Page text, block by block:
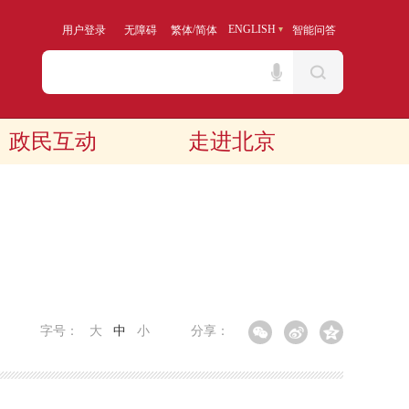
用户登录 无障碍 繁体/简体 ENGLISH 智能问答
政民互动 走进北京
分享：
字号： 大 中 小